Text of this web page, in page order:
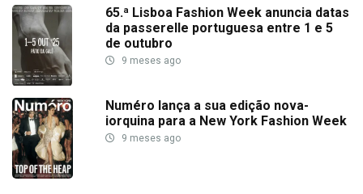
65.ª Lisboa Fashion Week anuncia datas
da passerelle portuguesa entre 1 e 5
de outubro
9 meses ago
Numéro lança a sua edição nova-
iorquina para a New York Fashion Week
9 meses ago